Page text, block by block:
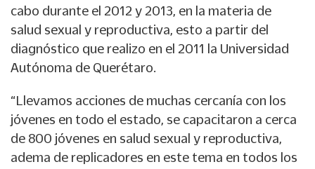
cabo durante el 2012 y 2013, en la materia de
salud sexual y reproductiva, esto a partir del
diagnóstico que realizo en el 2011 la Universidad
Autónoma de Querétaro.
“Llevamos acciones de muchas cercanía con los
jóvenes en todo el estado, se capacitaron a cerca
de 800 jóvenes en salud sexual y reproductiva,
adema de replicadores en este tema en todos los